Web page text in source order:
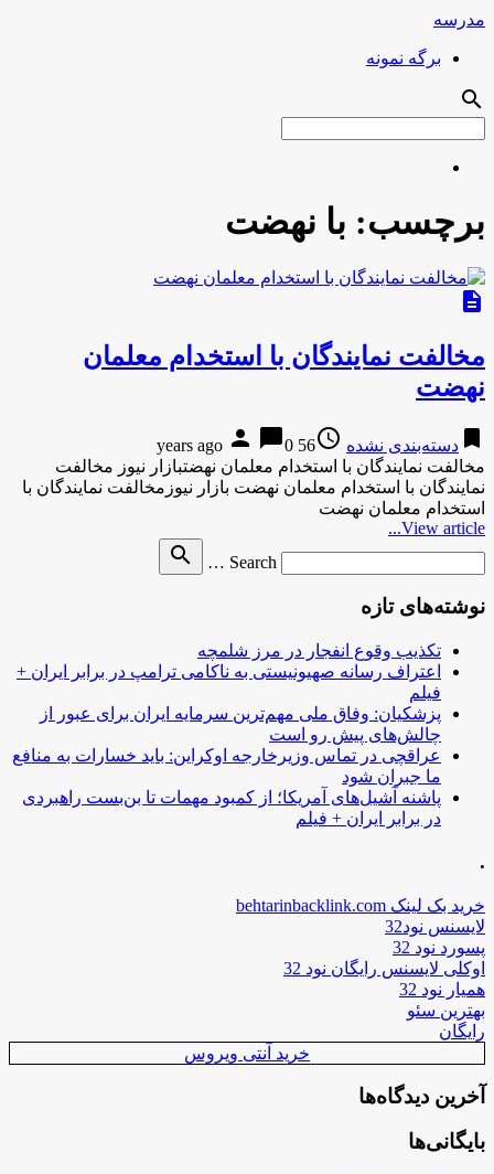
مدرسه
برگه نمونه
search
برچسب: با نهضت
description
مخالفت نمایندگان با استخدام معلمان
نهضت
bookmark دسته‌بندی نشده access_time
56 years ago
person chat_bubble0
مخالفت نمایندگان با استخدام معلمان نهضتبازار نیوز مخالفت
نمایندگان با استخدام معلمان نهضت بازار نیوزمخالفت نمایندگان با
استخدام معلمان نهضت
View article...
Search …
search
نوشته‌های تازه
تکذیب وقوع انفجار در مرز شلمچه
اعتراف رسانه صهیونیستی به ناکامی ترامپ در برابر ایران +
فیلم
پزشکیان: وفاق ملی مهم‌ترین سرمایه ایران برای عبور از
چالش‌های پیش رو است
عراقچی در تماس وزیرخارجه اوکراین: باید خسارات به منافع
ما جبران شود
پاشنه آشیل‌های آمریکا؛ از کمبود مهمات تا بن‌بست راهبردی
در برابر ایران + فیلم
.
خرید بک لینک behtarinbacklink.com
لایسنس نود32
پسورد نود 32
اوکلی لایسنس رایگان نود 32
همیار نود 32
بهترین سئو
رایگان
خرید آنتی ویروس
آخرین دیدگاه‌ها
بایگانی‌ها